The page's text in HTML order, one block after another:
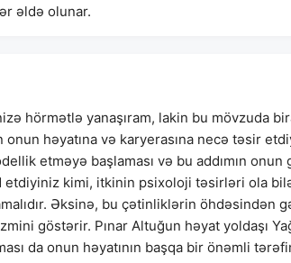
əldə olunar.
hörmətlə yanaşıram, lakin bu mövzuda
onun həyatına və karyerasına necə təsir
etməyə başlaması və bu addımın onun
etdiyiniz kimi, itkinin psixoloji təsirləri ola
Əksinə, bu çətinliklərin öhdəsindən
göstərir. Pınar Altuğun həyat yoldaşı
da onun həyatının başqa bir önəmli